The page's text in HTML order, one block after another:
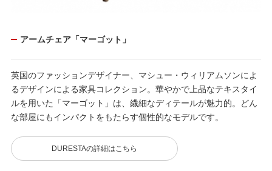
アームチェア「マーゴット」
英国のファッションデザイナー、マシュー・ウィリアムソンによ
るデザインによる家具コレクション。華やかで上品なテキスタイ
ルを用いた「マーゴット」は、繊細なディテールが魅力的。どん
な部屋にもインパクトをもたらす個性的なモデルです。
DURESTAの詳細はこちら